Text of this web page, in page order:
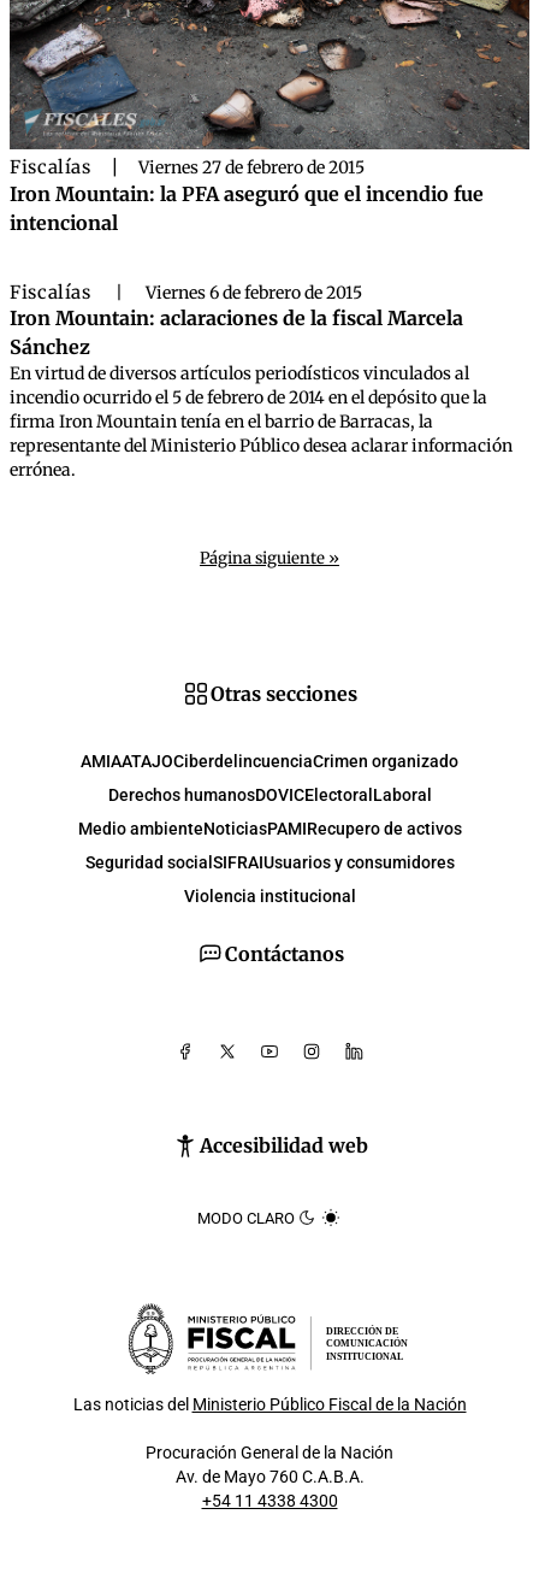
Fiscalías Viernes 27 de febrero de 2015
Iron Mountain: la PFA aseguró que el incendio fue
intencional
Fiscalías Viernes 6 de febrero de 2015
Iron Mountain: aclaraciones de la fiscal Marcela
Sánchez
En virtud de diversos artículos periodísticos vinculados al
incendio ocurrido el 5 de febrero de 2014 en el depósito que la
firma Iron Mountain tenía en el barrio de Barracas, la
representante del Ministerio Público desea aclarar información
errónea.
Página siguiente »
Contáctanos
Accesibilidad web
MODO CLARO
Otras secciones
AMIAATAJOCiberdelincuenciaCrimen organizado
Derechos humanosDOVICElectoralLaboral
Medio ambienteNoticiasPAMIRecupero de activos
Seguridad socialSIFRAIUsuarios y consumidores
Violencia institucional
DIRECCIÓN DE
COMUNICACIÓN
INSTITUCIONAL
Las noticias del Ministerio Público Fiscal de la Nación
Procuración General de la Nación
Av. de Mayo 760 C.A.B.A.
+54 11 4338 4300